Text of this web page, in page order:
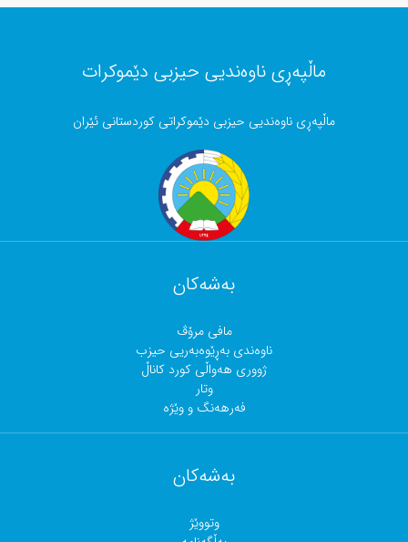
ماڵپەڕی ناوەندیی حیزبی دێموکرات
ماڵپەڕی ناوەندیی حیزبی دێموکراتی کوردستانی ئێران
بەشەکان
مافی مرۆڤ
ناوەندی بەڕێوەبەریی حیزب
ژووری هەواڵی کورد کاناڵ
وتار
فەرهەنگ و وێژە
بەشەکان
وتووێژ